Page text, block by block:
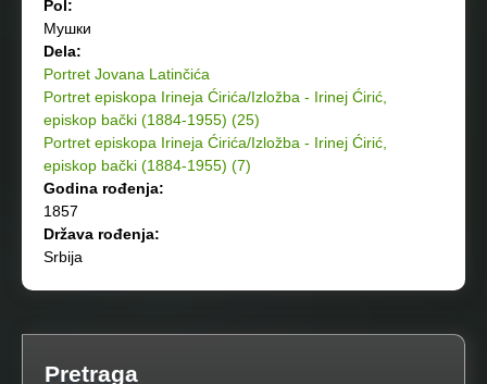
Pol:
Мушки
Dela:
Portret Jovana Latinčića
Portret episkopa Irineja Ćirića/Izložba - Irinej Ćirić,
episkop bački (1884-1955) (25)
Portret episkopa Irineja Ćirića/Izložba - Irinej Ćirić,
episkop bački (1884-1955) (7)
Godina rođenja:
1857
Država rođenja:
Srbija
Pretraga